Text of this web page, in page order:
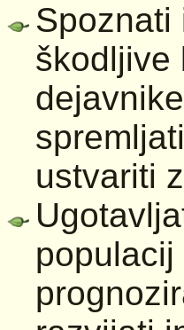
Spoznati
škodljive
ustvariti